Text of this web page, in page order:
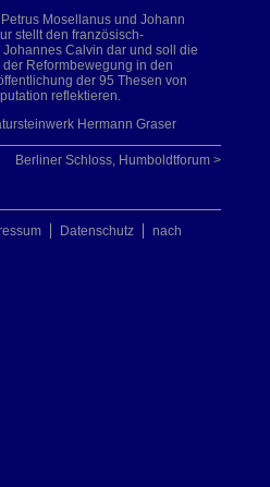
Mosellanus und Johann
stellt den französisch-
Calvin dar und soll die
Reformbewegung in den
der 95 Thesen von
reflektieren.
Hermann Graser
Berliner Schloss, Humboldtforum >
Datenschutz
nach